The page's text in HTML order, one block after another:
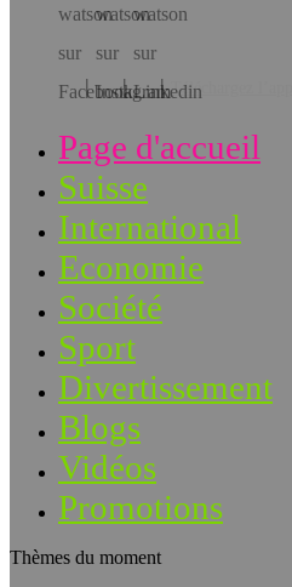
Téléchargez l’app!
Page d'accueil
Suisse
International
Economie
Société
Sport
Divertissement
Blogs
Vidéos
Promotions
Thèmes du moment